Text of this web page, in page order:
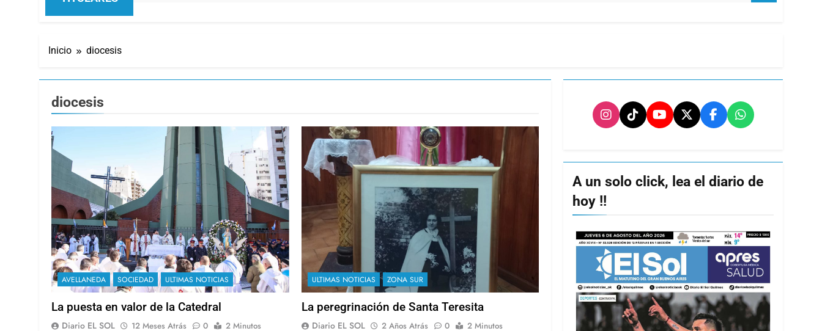
Inicio diocesis
diocesis
AVELLANEDA SOCIEDAD ULTIMAS NOTICIAS
La puesta en valor de la Catedral
Diario EL SOL 12 Meses Atrás 0
2 Minutos
ULTIMAS NOTICIAS ZONA SUR
La peregrinación de Santa Teresita
Diario EL SOL 2 Años Atrás 0
2 Minutos
A un solo click, lea el diario de
hoy !!